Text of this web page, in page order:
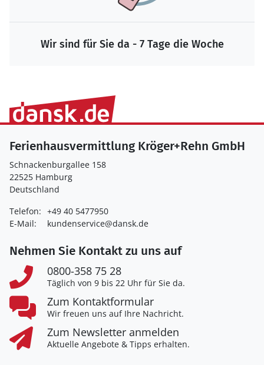
Wir sind für Sie da - 7 Tage die Woche
Ferienhausvermittlung Kröger+Rehn GmbH
Schnackenburgallee 158
22525 Hamburg
Deutschland
Telefon: +49 40 5477950
E-Mail:
kundenservice@dansk.de
Nehmen Sie Kontakt zu uns auf
0800-358 75 28
Täglich von 9 bis 22 Uhr für Sie da.
Zum Kontaktformular
Wir freuen uns auf Ihre Nachricht.
Zum Newsletter anmelden
Aktuelle Angebote & Tipps erhalten.